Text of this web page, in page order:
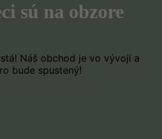
sú na obzore
Náš obchod je vo vývoji a
bude spustený!